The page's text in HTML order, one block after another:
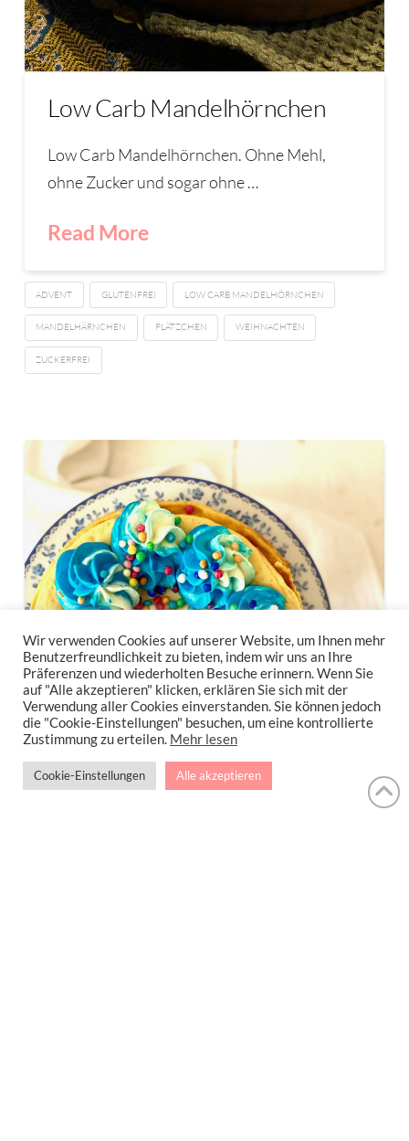
Low Carb Mandelhörnchen
Low Carb Mandelhörnchen. Ohne Mehl,
ohne Zucker und sogar ohne …
Read More
ADVENT GLUTENFREI LOW CARB MANDELHÖRNCHEN
MANDELHÄRNCHEN PLÄTZCHEN WEIHNACHTEN
ZUCKERFREI
Wir verwenden Cookies auf unserer Website, um Ihnen mehr
Benutzerfreundlichkeit zu bieten, indem wir uns an Ihre
Präferenzen und wiederholten Besuche erinnern. Wenn Sie
auf "Alle akzeptieren" klicken, erklären Sie sich mit der
Verwendung aller Cookies einverstanden. Sie können jedoch
die "Cookie-Einstellungen" besuchen, um eine kontrollierte
Zustimmung zu erteilen. Mehr lesen
Cookie-Einstellungen Alle akzeptieren